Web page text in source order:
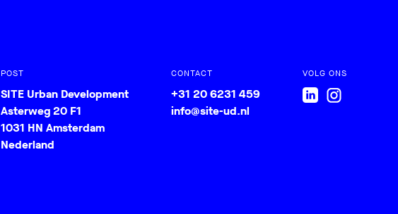
POST
SITE Urban Development
Asterweg 20 F1
1031 HN Amsterdam
Nederland
CONTACT
+31 20 6231 459
info@site-ud.nl
VOLG ONS